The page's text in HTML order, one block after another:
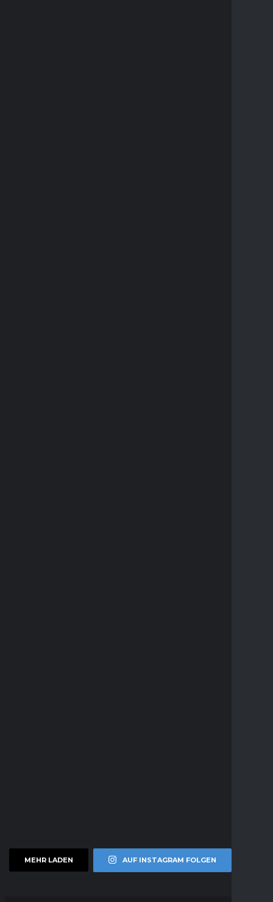
MEHR LADEN AUF INSTAGRAM FOLGEN